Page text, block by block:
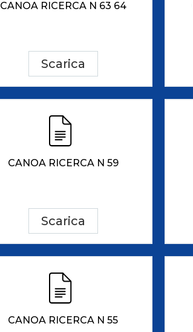
CANOA RICERCA N 63 64
Scarica
CANOA RICERCA N 59
Scarica
CANOA RICERCA N 55